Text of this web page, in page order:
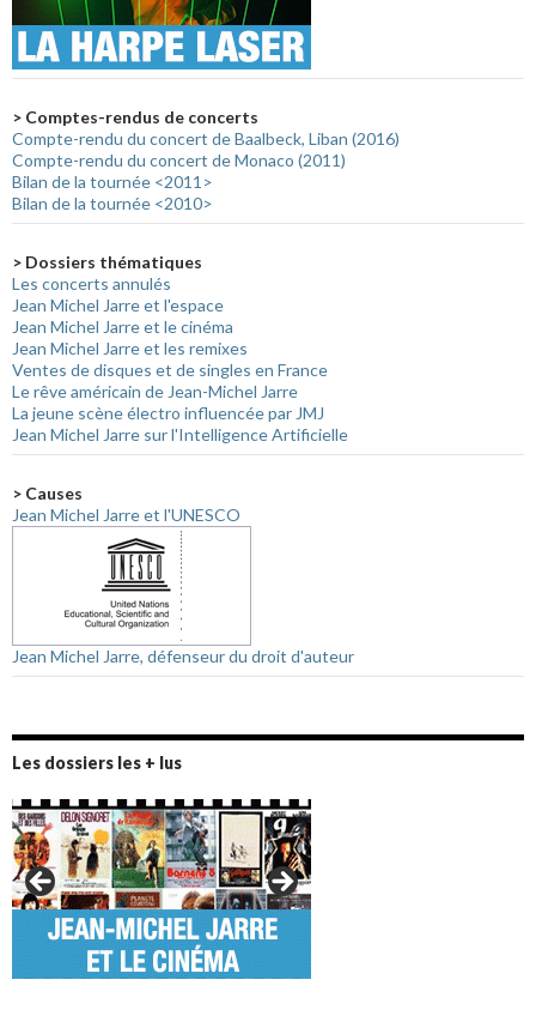
> Comptes-rendus de concerts
Compte-rendu du concert de Baalbeck, Liban (2016)
Compte-rendu du concert de Monaco (2011)
Bilan de la tournée <2011>
Bilan de la tournée <2010>
> Dossiers thématiques
Les concerts annulés
Jean Michel Jarre et l'espace
Jean Michel Jarre et le cinéma
Jean Michel Jarre et les remixes
Ventes de disques et de singles en France
Le rêve américain de Jean-Michel Jarre
La jeune scène électro influencée par JMJ
Jean Michel Jarre sur l'Intelligence Artificielle
> Causes
Jean Michel Jarre et l'UNESCO
Jean Michel Jarre, défenseur du droit d'auteur
Les dossiers les + lus